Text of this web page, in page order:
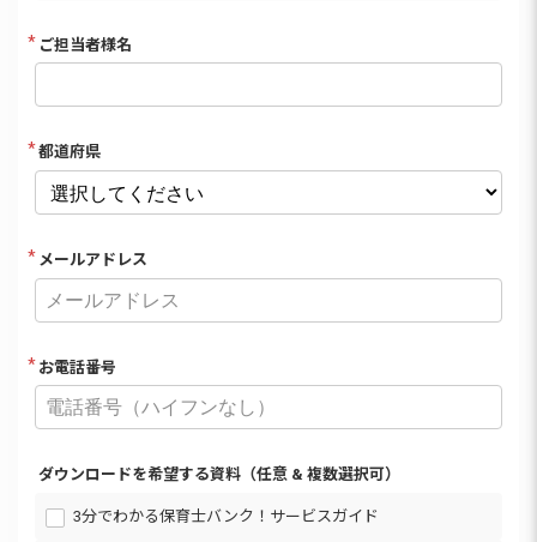
ご担当者様名
都道府県
メールアドレス
お電話番号
ダウンロードを希望する資料（任意 & 複数選択可）
3分でわかる保育士バンク！サービスガイド